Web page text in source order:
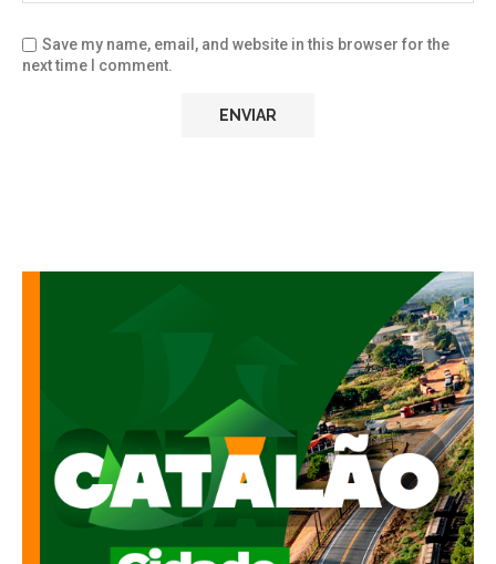
Save my name, email, and website in this browser for the
next time I comment.